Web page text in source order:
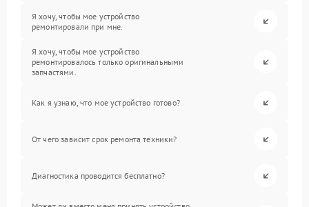
Я хочу, чтобы мое устройство
ремонтировали при мне.
Я хочу, чтобы мое устройство
ремонтировалось только оригинальными
запчастями.
Как я узнаю, что мое устройство готово?
От чего зависит срок ремонта техники?
Диагностика проводится бесплатно?